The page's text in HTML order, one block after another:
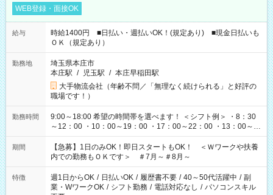
WEB登録・面接OK
給与
時給1400円 ■日払い・週払いOK！(規定あり) ■現金日払いも
ＯＫ（規定あり）
勤務地
埼玉県本庄市
本庄駅 / 児玉駅 / 本庄早稲田駅
大手物流会社（年齢不問／「無理なく続けられる」と好評の
職場です！）
勤務時間
9:00～18:00 希望の時間帯を選べます！ ＜シフト例＞ ・8：30
～12：00 ・10：00～19：00 ・17：00～22：00 ・13：00～
22：00 ・22：00～翌6：00 など
期間
【急募】1日のみOK！即日スタートもOK！ ＜Ｗワークや扶養
内での勤務もＯＫです＞ ＃7月～＃8月～
特徴 週1日からOK / 日払いOK / 履歴書不要 / 40～50代活躍中 / 副
業・WワークOK / シフト勤務 / 電話対応なし / パソコンスキル